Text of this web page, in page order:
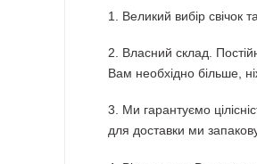
1. Великий вибір свічок
2. Власний склад.
Вам необхідно більше,
3. Ми гарантуємо
для доставки ми